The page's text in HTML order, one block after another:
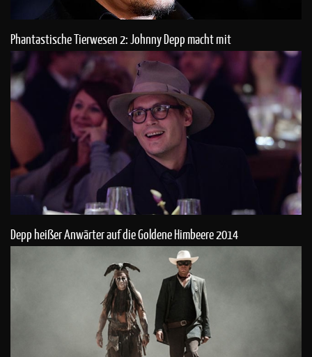
Phantastische Tierwesen 2: Johnny Depp macht mit
Depp heißer Anwärter auf die Goldene Himbeere 2014